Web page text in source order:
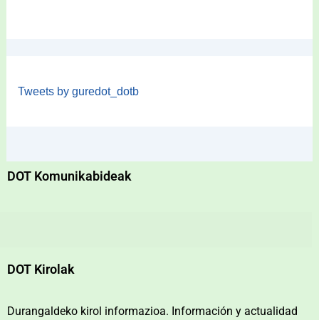
Tweets by guredot_dotb
DOT Komunikabideak
DOT Kirolak
Durangaldeko kirol informazioa. Información y actualidad